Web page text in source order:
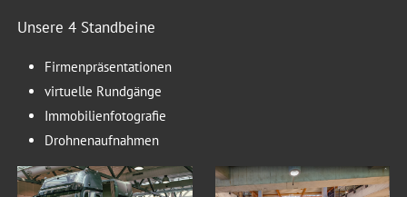
Unsere 4 Standbeine
Firmenpräsentationen
virtuelle Rundgänge
Immobilienfotografie
Drohnenaufnahmen